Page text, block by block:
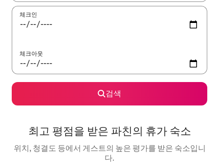
체크인
체크아웃
검색
최고 평점을 받은 파친의 휴가 숙소
위치, 청결도 등에서 게스트의 높은 평가를 받은 숙소입니
다.